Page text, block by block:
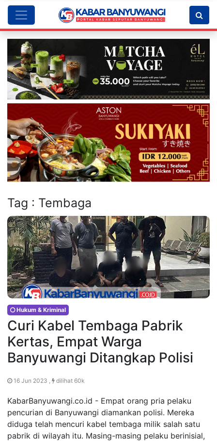
Tag : Tembaga
Hukum & Kriminal
Curi Kabel Tembaga Pabrik
Kertas, Empat Warga
Banyuwangi Ditangkap Polisi
16 Jun 2023 , dilihat 60k
KabarBanyuwangi.co.id - Empat orang pria pelaku
pencurian di Banyuwangi diamankan polisi. Mereka
diduga telah mencuri kabel tembaga milik salah satu
pabrik di wilayah itu. Masing-masing pelaku berinisial,